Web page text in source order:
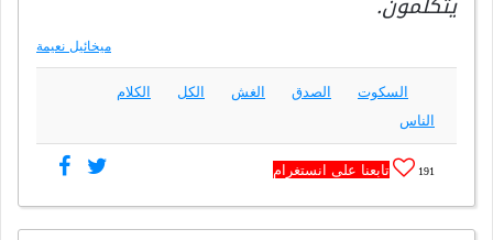
ميخائيل نعيمة
السكوت الصدق الغش الكل
الكلام
الناس
191 تابعنا على انستغرام